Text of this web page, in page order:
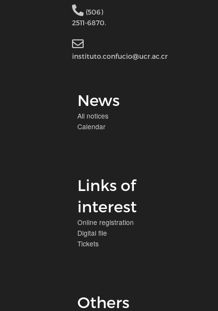
(506)
2511-6870.
instituto.confucio@ucr.ac.cr
News
All notices
Calendar
Links of
interest
Online registration
Digital file
Tickets
Others